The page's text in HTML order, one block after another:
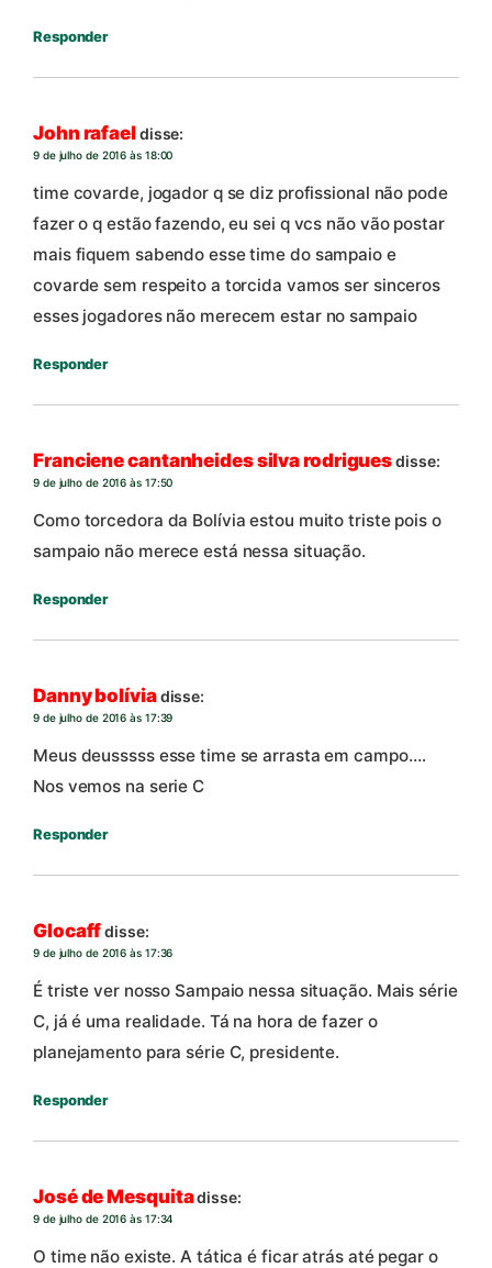
Responder
John rafaeldisse:
9 de julho de 2016 às 18:00
time covarde, jogador q se diz profissional não pode
fazer o q estão fazendo, eu sei q vcs não vão postar
mais fiquem sabendo esse time do sampaio e
covarde sem respeito a torcida vamos ser sinceros
esses jogadores não merecem estar no sampaio
Responder
Franciene cantanheides silva rodriguesdisse:
9 de julho de 2016 às 17:50
Como torcedora da Bolívia estou muito triste pois o
sampaio não merece está nessa situação.
Responder
Danny bolíviadisse:
9 de julho de 2016 às 17:39
Meus deusssss esse time se arrasta em campo….
Nos vemos na serie C
Responder
Glocaffdisse:
9 de julho de 2016 às 17:36
É triste ver nosso Sampaio nessa situação. Mais série
C, já é uma realidade. Tá na hora de fazer o
planejamento para série C, presidente.
Responder
José de Mesquitadisse:
9 de julho de 2016 às 17:34
O time não existe. A tática é ficar atrás até pegar o